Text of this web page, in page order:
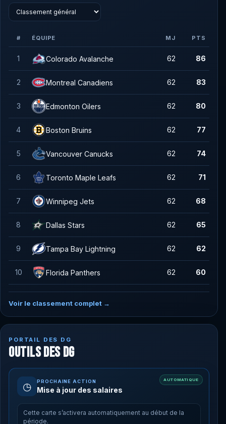
# ÉQUIPE MJ PTS
1 Colorado Avalanche 62 86
2 Montreal Canadiens 62 83
3 Edmonton Oilers 62 80
4 Boston Bruins 62 77
5 Vancouver Canucks 62 74
6 Toronto Maple Leafs 62 71
7 Winnipeg Jets 62 68
8 Dallas Stars 62 65
9 Tampa Bay Lightning 62 62
10 Florida Panthers 62 60
Voir le classement complet →
PORTAIL DES DG
OUTILS DES DG
AUTOMATIQUE
◷ PROCHAINE ACTION
Mise à jour des salaires
Cette carte s’activera automatiquement au début de la
période.